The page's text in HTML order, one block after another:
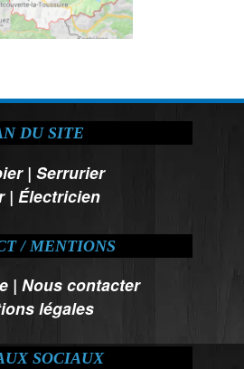
DU SITE
| Serrurier
| Électricien
/ MENTIONS
|Nous contacter
légales
SOCIAUX